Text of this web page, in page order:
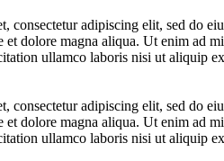
consectetur adipiscing elit, sed do
et dolore magna aliqua. Ut enim ad
ullamco laboris nisi ut aliquip
consectetur adipiscing elit, sed do
et dolore magna aliqua. Ut enim ad
ullamco laboris nisi ut aliquip